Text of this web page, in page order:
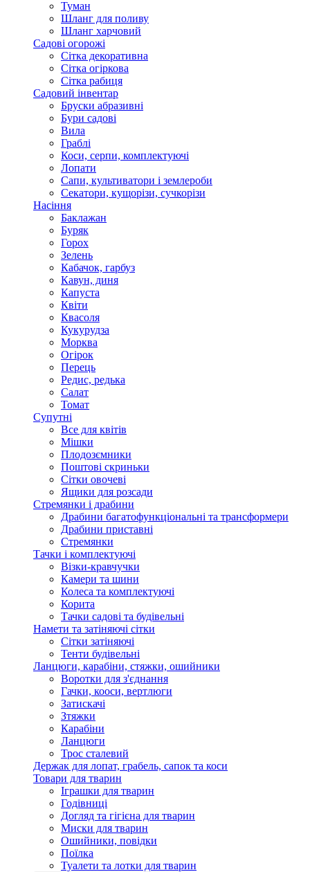
Туман
Шланг для поливу
Шланг харчовий
Садові огорожі
Сітка декоративна
Сітка огіркова
Сітка рабиця
Садовий інвентар
Бруски абразивні
Бури садові
Вила
Граблі
Коси, серпи, комплектуючі
Лопати
Сапи, культиватори і землероби
Секатори, кущорізи, сучкорізи
Насіння
Баклажан
Буряк
Горох
Зелень
Кабачок, гарбуз
Кавун, диня
Капуста
Квіти
Квасоля
Кукурудза
Морква
Огірок
Перець
Редис, редька
Салат
Томат
Супутні
Все для квітів
Мішки
Плодозємники
Поштові скриньки
Сітки овочеві
Ящики для розсади
Стремянки і драбини
Драбини багатофункціональні та трансформери
Драбини приставні
Стремянки
Тачки і комплектуючі
Візки-кравчучки
Камери та шини
Колеса та комплектуючі
Корита
Тачки садові та будівельні
Намети та затіняючі сітки
Сітки затіняючі
Тенти будівельні
Ланцюги, карабіни, стяжки, ошийники
Воротки для з'єднання
Гачки, кооси, вертлюги
Затискачі
Зтяжки
Карабіни
Ланцюги
Трос сталевий
Держак для лопат, грабель, сапок та коси
Товари для тварин
Іграшки для тварин
Годівниці
Догляд та гігієна для тварин
Миски для тварин
Ошийники, повідки
Поїлка
Туалети та лотки для тварин